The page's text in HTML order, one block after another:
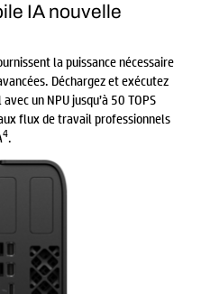
IA nouvelle
la puissance nécessaire
Déchargez et exécutez
un NPU jusqu’à 50 TOPS
flux de travail professionnels
4.